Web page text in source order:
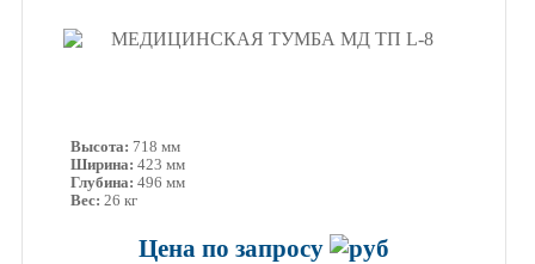
Высота: 718 мм
Ширина: 423 мм
Глубина: 496 мм
Вес: 26 кг
Цена по запросу